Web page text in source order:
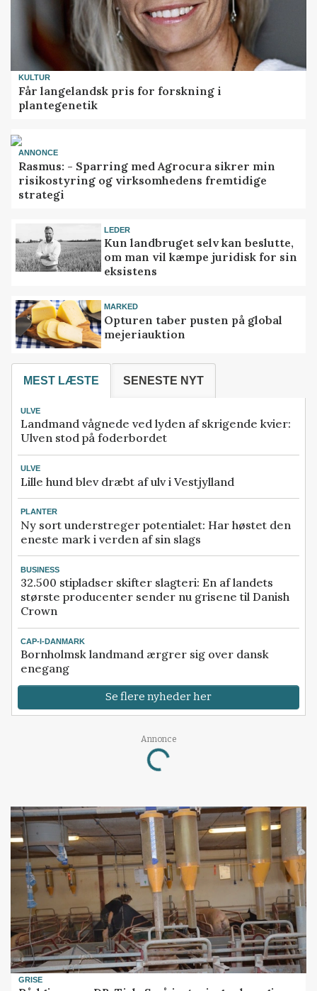
KULTUR
Får langelandsk pris for forskning i
plantegenetik
ANNONCE
Rasmus: - Sparring med Agrocura sikrer min
risikostyring og virksomhedens fremtidige
strategi
LEDER
Kun landbruget selv kan beslutte,
om man vil kæmpe juridisk for sin
eksistens
MARKED
Opturen taber pusten på global
mejeriauktion
MEST LÆSTE SENESTE NYT
ULVE
Landmand vågnede ved lyden af skrigende kvier:
Ulven stod på foderbordet
ULVE
Lille hund blev dræbt af ulv i Vestjylland
PLANTER
Ny sort understreger potentialet: Har høstet den
eneste mark i verden af sin slags
BUSINESS
32.500 stipladser skifter slagteri: En af landets
største producenter sender nu grisene til Danish
Crown
CAP-I-DANMARK
Bornholmsk landmand ærgrer sig over dansk
enegang
Se flere nyheder her
Annonce
Loading...
GRISE